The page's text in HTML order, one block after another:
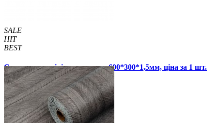
SALE
HIT
BEST
Самоклеюча вінілова плитка 600*300*1,5мм, ціна за 1 шт.
(СВП-120 глянець)
67 грн. 120 грн.